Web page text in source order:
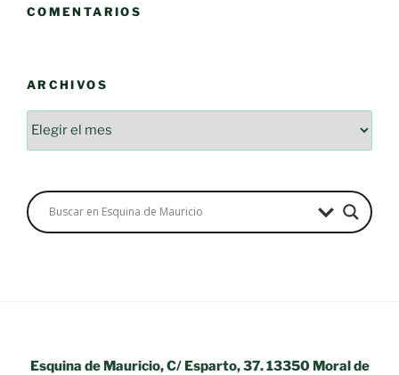
COMENTARIOS
ARCHIVOS
Esquina de Mauricio, C/ Esparto, 37. 13350 Moral de